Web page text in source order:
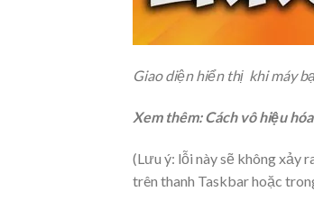
Giao diện hiển thị khi máy
Xem thêm: Cách vô hiệu
(Lưu ý: lỗi này sẽ không xảy
trên thanh Taskbar hoặc